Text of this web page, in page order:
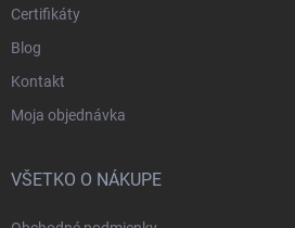
Certifikáty
Blog
Kontakt
Moja objednávka
VŠETKO O NÁKUPE